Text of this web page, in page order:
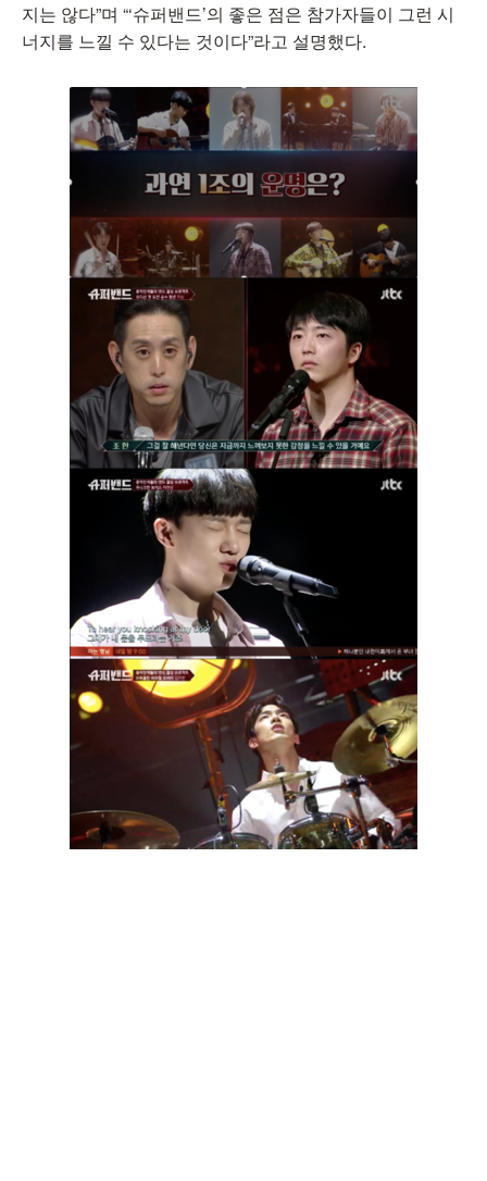
지는 않다”며 “‘슈퍼밴드’의 좋은 점은 참가자들이 그런 시
너지를 느낄 수 있다는 것이다”라고 설명했다.